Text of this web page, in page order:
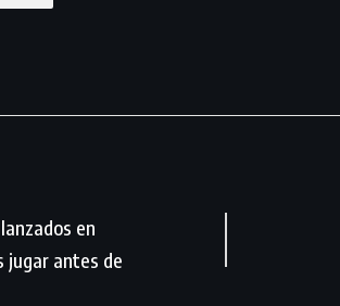
en
jugar antes de